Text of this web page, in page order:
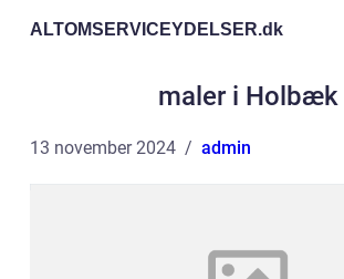
ALTOMSERVICEYDELSER.dk
maler i Holbæk
13 november 2024 admin